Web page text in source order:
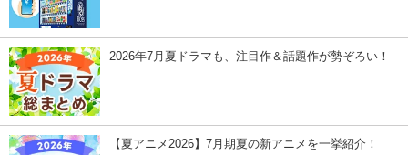
2026年7月夏ドラマも、注目作＆話題作が勢ぞろい！
【夏アニメ2026】7月期夏の新アニメを一挙紹介！